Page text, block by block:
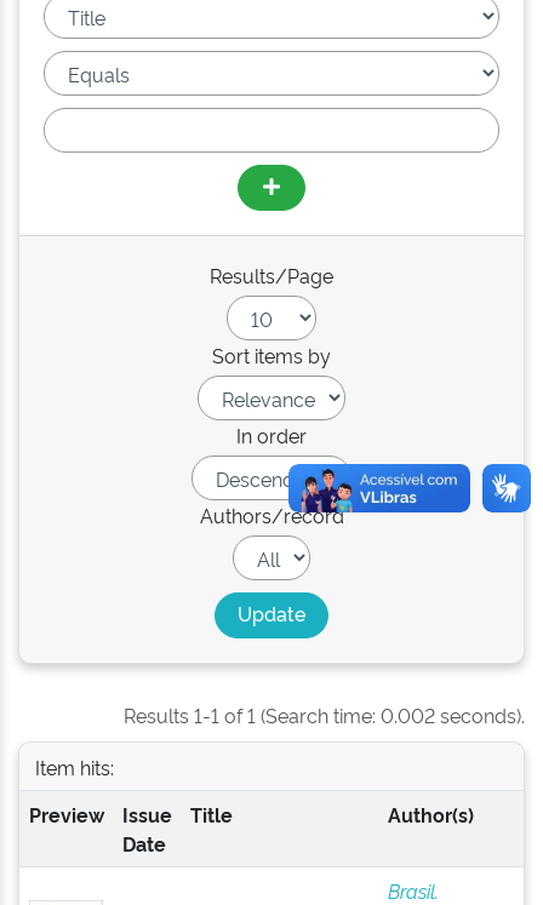
Results/Page
Sort items by
In order
Authors/record
Results 1-1 of 1 (Search time: 0.002 seconds).
Item hits:
Preview
Issue
Date
Title Author(s)
Brasil.